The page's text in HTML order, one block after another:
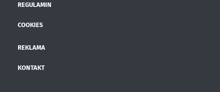
REGULAMIN
COOKIES
REKLAMA
KONTAKT